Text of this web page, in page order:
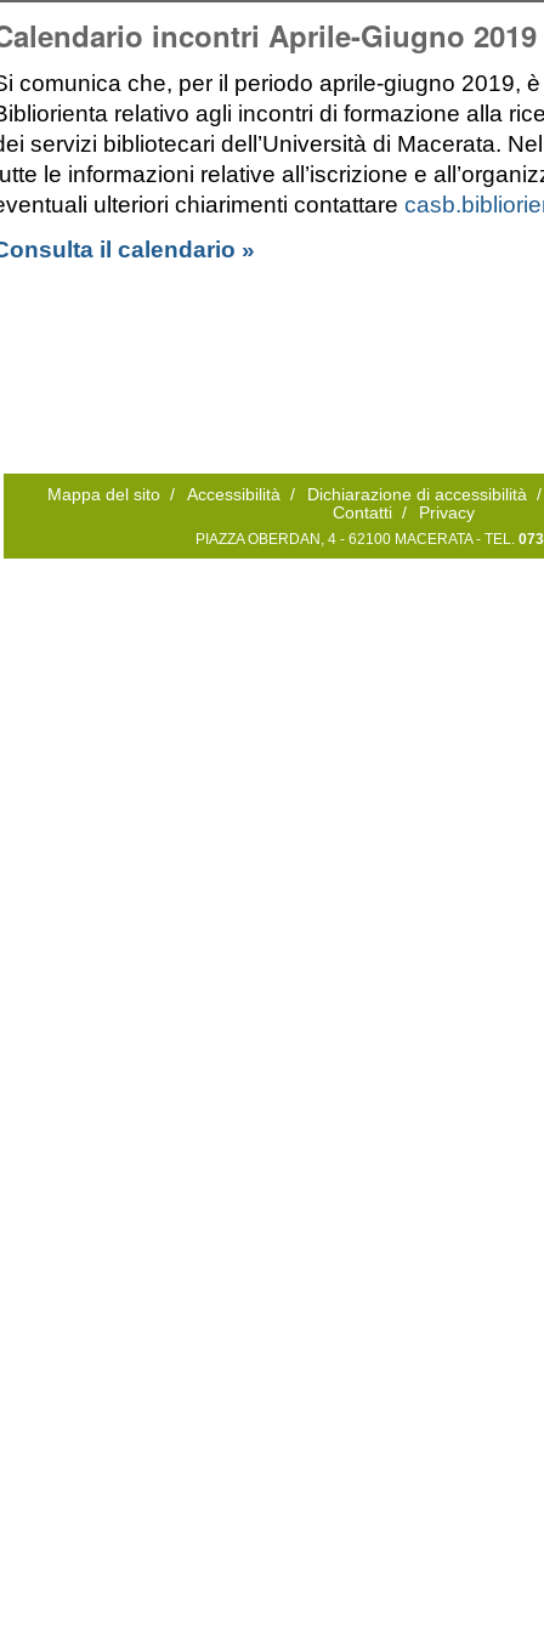
incontri Aprile-Giugno 2019
comunica che, per il periodo aprile-giugno 2019,
relativo agli incontri di formazione alla
servizi bibliotecari dell’Università di Macerata.
le informazioni relative all’iscrizione e
ulteriori chiarimenti contattare
il calendario »
Mappa del sito / Accessibilità / Dichiarazione di accessibilità /
Contatti / Privacy
PIAZZA OBERDAN, 4 - 62100 MACERATA - TEL.